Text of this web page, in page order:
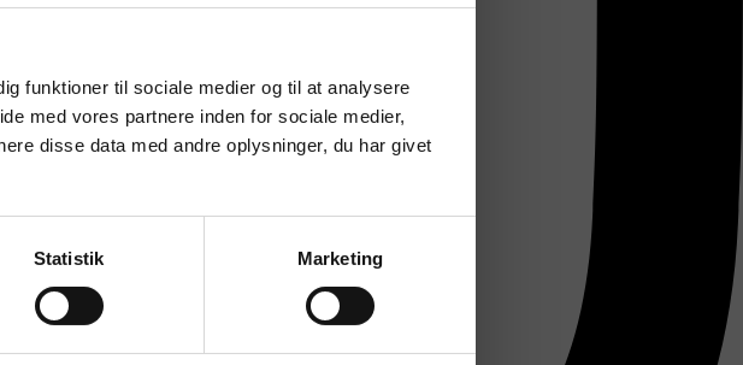
funktioner til sociale medier og til at analysere
med vores partnere inden for sociale medier,
disse data med andre oplysninger, du har givet
Statistik Marketing